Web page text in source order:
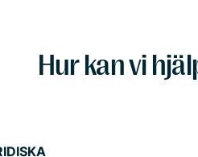
Hur kan vi